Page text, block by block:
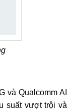
và Qualcomm AI
suất vượt trội và